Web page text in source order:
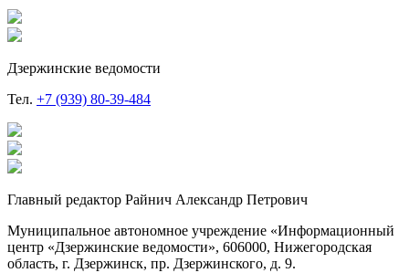
Дзержинские ведомости
Тел. +7 (939) 80-39-484
Главный редактор Райнич Александр Петрович
Муниципальное автономное учреждение «Информационный
центр «Дзержинские ведомости», 606000, Нижегородская
область, г. Дзержинск, пр. Дзержинского, д. 9.